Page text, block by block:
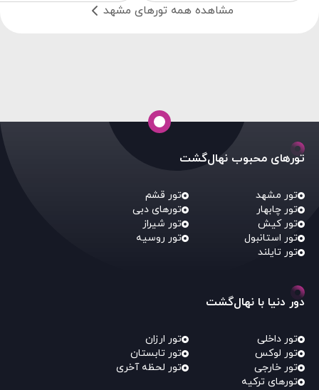
مشاهده همه تور‌های مشهد
تورهای محبوب نهال‌گشت
تور مشهد
تور قشم
تور چابهار
تورهای دبی
تور کیش
تور شیراز
تور استانبول
تور روسیه
تور تایلند
دور دنیا با نهال‌گشت
تور داخلی
تور ارزان
تور لوکس
تور تابستان
تور خارجی
تور لحظه آخری
تورهای ترکیه